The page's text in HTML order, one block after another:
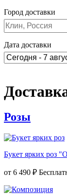
Город доставки
Дата доставки
Розы
Букет ярких роз
от 6 490 ₽